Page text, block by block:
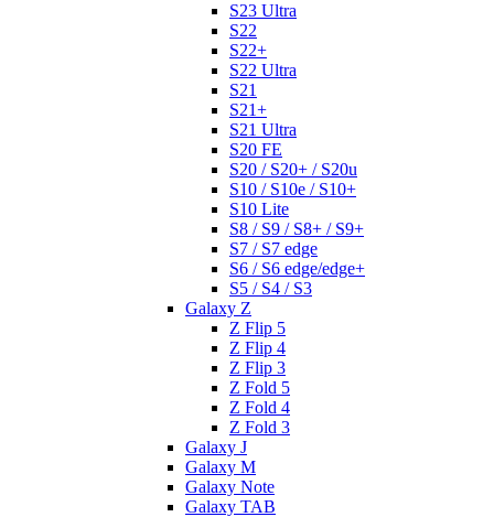
S23 Ultra
S22
S22+
S22 Ultra
S21
S21+
S21 Ultra
S20 FE
S20 / S20+ / S20u
S10 / S10e / S10+
S10 Lite
S8 / S9 / S8+ / S9+
S7 / S7 edge
S6 / S6 edge/edge+
S5 / S4 / S3
Galaxy Z
Z Flip 5
Z Flip 4
Z Flip 3
Z Fold 5
Z Fold 4
Z Fold 3
Galaxy J
Galaxy M
Galaxy Note
Galaxy TAB